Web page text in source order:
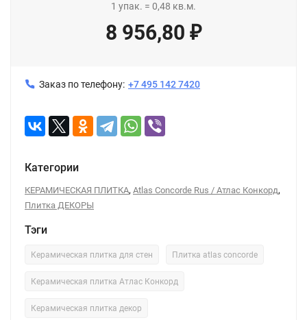
1 упак. = 0,48 кв.м.
8 956,80 ₽
Заказ по телефону: +7 495 142 7420
Категории
КЕРАМИЧЕСКАЯ ПЛИТКА, Atlas Concorde Rus / Атлас Конкорд,
Плитка ДЕКОРЫ
Тэги
Керамическая плитка для стен Плитка atlas concorde
Керамическая плитка Атлас Конкорд
Керамическая плитка декор